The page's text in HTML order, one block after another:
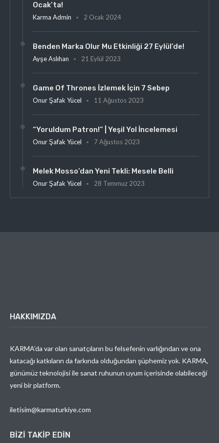
Ocak’ta!
Karma Admin 2 Ocak 2024
Benden Marka Olur Mu Etkinliği 27 Eylül’de!
Ayşe Aslıhan 21 Eylül 2023
Game Of Thrones İzlemek İçin 7 Sebep
Onur Şafak Yücel 11 Ağustos 2023
“Yoruldum Patron!” | Yeşil Yol İncelemesi
Onur Şafak Yücel 7 Ağustos 2023
Melek Mosso’dan Yeni Tekli: Mesele Belli
Onur Şafak Yücel 28 Temmuz 2023
HAKKIMIZDA
KARMA’da var olan sanatçıların bu felsefenin varlığından ve ona
katacağı katkıların da farkında olduğundan şüphemiz yok. KARMA,
günümüz teknolojisi ile sanat ruhunun uyum içerisinde olabileceği
yeni bir platform.
iletisim@karmaturkiye.com
BIZI TAKIP EDIN